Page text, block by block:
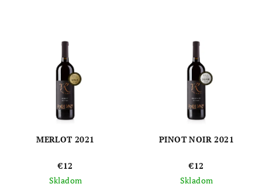
MERLOT 2021
€12
Skladom
PINOT NOIR 2021
€12
Skladom